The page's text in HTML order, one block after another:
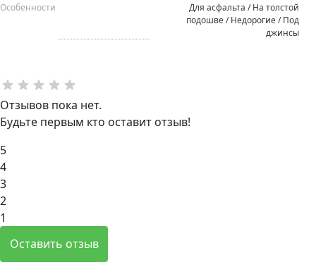
Особенности
Для асфальта / На толстой
подошве / Недорогие / Под
джинсы
Отзывов пока нет.
Будьте первым кто оставит отзыв!
5
4
3
2
1
Оставить отзыв